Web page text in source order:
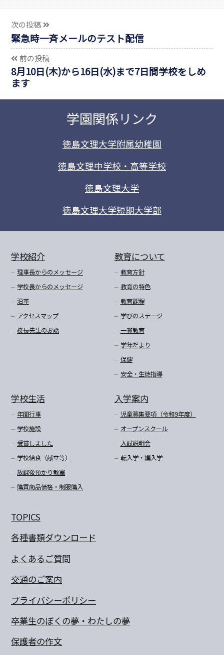
次の投稿
緊急時一斉メールのテスト配信
前の投稿
8月10日(木)から16日(水)まで7日間学校をしめ
ます
学園関係リンク
徳島文理大学附属幼稚園
徳島文理中学校・高等学校
徳島文理大学
徳島文理大学短期大学部
学校紹介
理事長からのメッセージ
学校長からのメッセージ
沿革
アクセスマップ
校長先生のお話
教育について
教育方針
教育の特色
教育課程
学びのステージ
一貫教育
学年だより
保健
安全・生徒指導
学校生活
年間行事
学校施設
受賞しました
学校給食（献立等）
放課後預かり教室
購買商品価格・制服購入
入学案内
児童募集要項（令和9年度）
オープンスクール
入試説明会
転入学・編入学
TOPICS
各種書類ダウンロード
よくあるご質問
交通のご案内
プライバシーポリシー
卒業生のぼくの夢・わたしの夢
保護者の作文